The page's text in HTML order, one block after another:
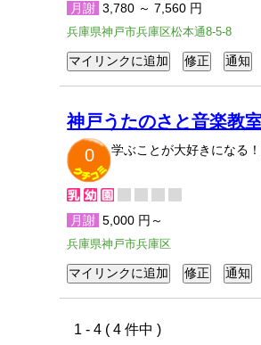
月謝 3,780 ～ 7,560 円
兵庫県神戸市兵庫区松本通8-5-8
神戸うたのさと音楽教
0
学ぶことが大好きになる
月謝 5,000 円～
兵庫県神戸市兵庫区
1 - 4 ( 4 件中 )